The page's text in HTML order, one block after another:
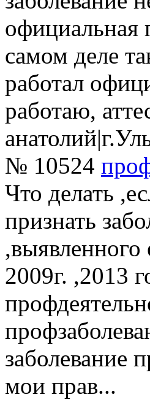
официальная
самом деле
работал
работаю,
анатолий|
№ 10524
Что делать
признать
2009г. ,2013
заболевание
мои прав...